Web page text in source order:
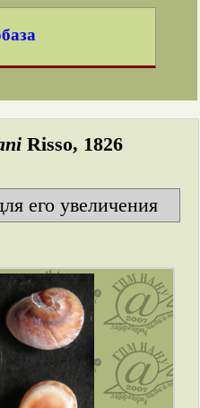
Risso, 1826
его увеличения